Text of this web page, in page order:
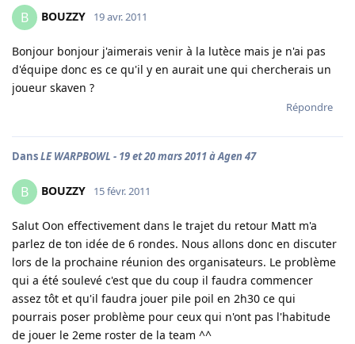
B BOUZZY 19 avr. 2011
Bonjour bonjour j'aimerais venir à la lutèce mais je n'ai pas
d'équipe donc es ce qu'il y en aurait une qui chercherais un
joueur skaven ?
Répondre
DansLE WARPBOWL - 19 et 20 mars 2011 à Agen 47
B BOUZZY 15 févr. 2011
Salut Oon effectivement dans le trajet du retour Matt m'a
parlez de ton idée de 6 rondes. Nous allons donc en discuter
lors de la prochaine réunion des organisateurs. Le problème
qui a été soulevé c'est que du coup il faudra commencer
assez tôt et qu'il faudra jouer pile poil en 2h30 ce qui
pourrais poser problème pour ceux qui n'ont pas l'habitude
de jouer le 2eme roster de la team ^^